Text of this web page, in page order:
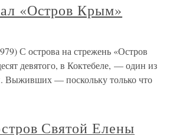
«Остров Крым»
С острова на стрежень «Остров
девятого, в Коктебеле, — один из
Выживших — поскольку только что
Святой Елены